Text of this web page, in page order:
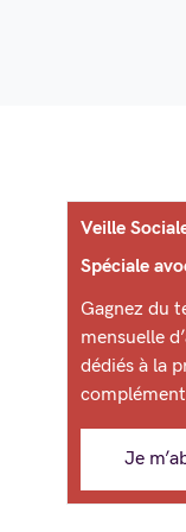
Veille
Spéciale
Gagnez du
mensuelle
dédiés à la
Je